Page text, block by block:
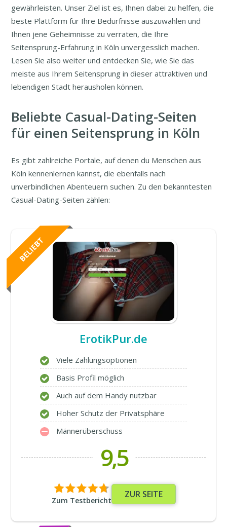
gewährleisten. Unser Ziel ist es, Ihnen dabei zu helfen, die
beste Plattform für Ihre Bedürfnisse auszuwählen und
Ihnen jene Geheimnisse zu verraten, die Ihre
Seitensprung-Erfahrung in Köln unvergesslich machen.
Lesen Sie also weiter und entdecken Sie, wie Sie das
meiste aus Ihrem Seitensprung in dieser attraktiven und
lebendigen Stadt herausholen können.
Beliebte Casual-Dating-Seiten
für einen Seitensprung in Köln
Es gibt zahlreiche Portale, auf denen du Menschen aus
Köln kennenlernen kannst, die ebenfalls nach
unverbindlichen Abenteuern suchen. Zu den bekanntesten
Casual-Dating-Seiten zählen:
ErotikPur.de
Viele Zahlungsoptionen
Basis Profil möglich
Auch auf dem Handy nutzbar
Hoher Schutz der Privatsphäre
Männerüberschuss
9,5
Zum Testbericht
ZUR SEITE